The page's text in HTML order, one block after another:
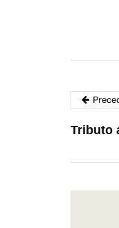
Tributo